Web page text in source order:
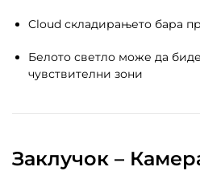
Cloud складирањето бара
Белото светло може да
чувствителни зони
Заклучок –